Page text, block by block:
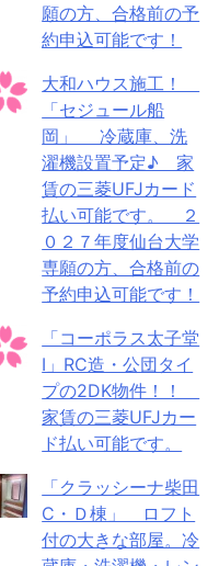
願の方、合格前の予
約申込可能です！
大和ハウス施工！
「セジュール船
岡」 冷蔵庫、洗
濯機設置予定♪ 家
賃の三菱UFJカード
払い可能です。 ２
０２７年度仙台大学
専願の方、合格前の
予約申込可能です！
「コーポラス太子堂
Ⅰ」RC造・公団タイ
プの2DK物件！！
家賃の三菱UFJカー
ド払い可能です。
「クラッシーナ柴田
C・Ｄ棟」 ロフト
付の大きな部屋。冷